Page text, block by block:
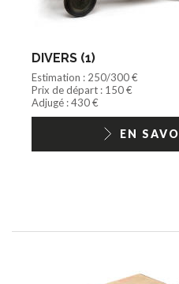
DIVERS (1)
Estimation : 250/300 €
Prix de départ : 150 €
Adjugé : 430 €
EN